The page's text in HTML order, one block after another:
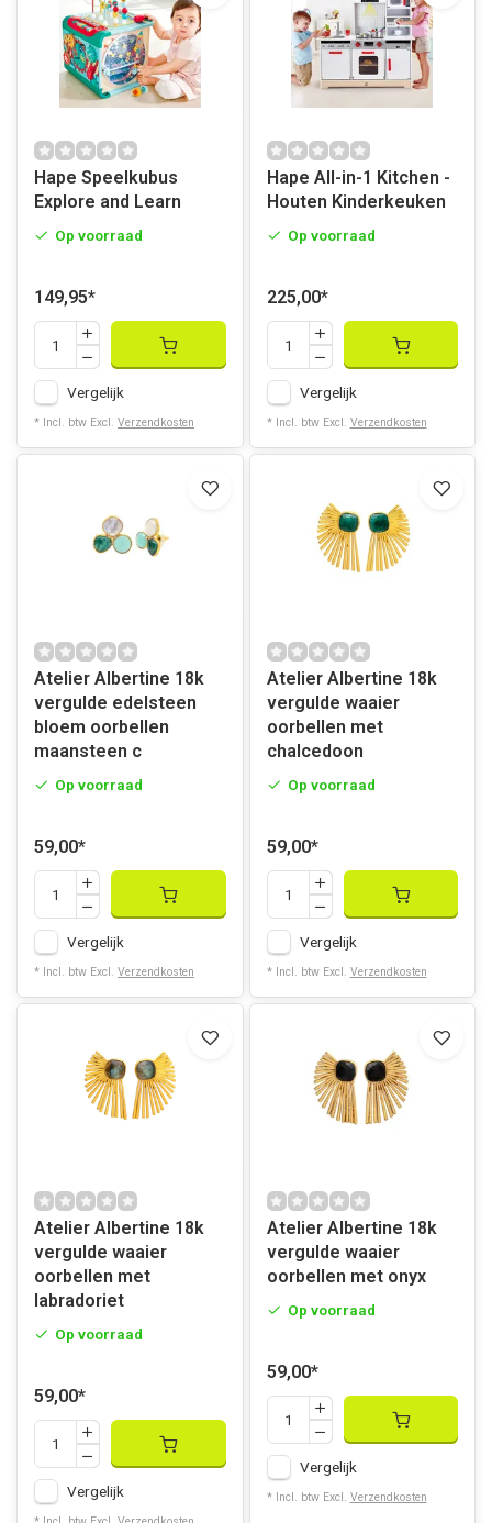
Hape Speelkubus
Explore and Learn
Op voorraad
149,95*
Vergelijk
* Incl. btw Excl. Verzendkosten
Hape All-in-1 Kitchen -
Houten Kinderkeuken
Op voorraad
225,00*
Vergelijk
* Incl. btw Excl. Verzendkosten
Atelier Albertine 18k
vergulde edelsteen
bloem oorbellen
maansteen c
Op voorraad
59,00*
Vergelijk
* Incl. btw Excl. Verzendkosten
Atelier Albertine 18k
vergulde waaier
oorbellen met
chalcedoon
Op voorraad
59,00*
Vergelijk
* Incl. btw Excl. Verzendkosten
Atelier Albertine 18k
vergulde waaier
oorbellen met
labradoriet
Op voorraad
59,00*
Vergelijk
Atelier Albertine 18k
vergulde waaier
oorbellen met onyx
Op voorraad
59,00*
Vergelijk
* Incl. btw Excl. Verzendkosten